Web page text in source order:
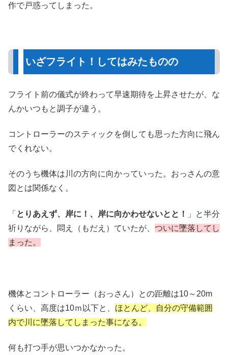
作で戸惑ってしまった。
いざフライト！してはみたものの
フライト前の儀式が終わって早速期待を上昇させたが、な
んかいつもと調子が違う。
コントローラーのスティックを倒しても思った方向に飛ん
でくれない。
そのうち機体は川の方向に向かっていった。おっさんの意
図とは関係なく。
「 とりあえず、岸に！、岸に向かわせないとと！
」と半分
祈りながら、悶え（もだえ）ていたが、 ついに墜落してし
まった。
機体とコントローラー（おっさん）との距離は10～20m
くらい、高度は10ｍ以下と、 ほとんど、自分の守備範囲
内で川に墜落してしまった事になる。
何も打つ手が思いつかなかった。